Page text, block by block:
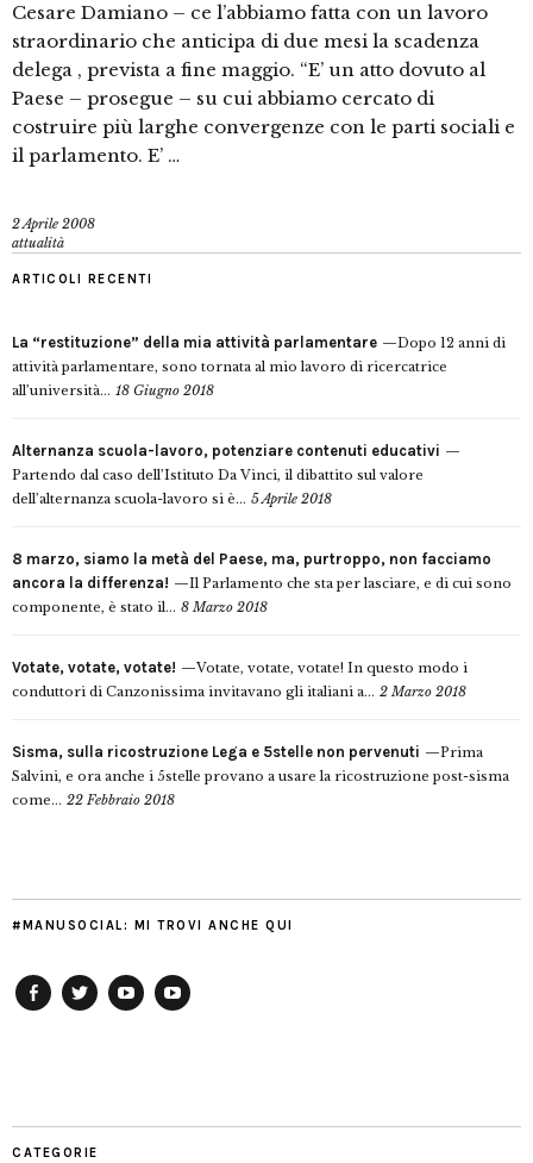
Cesare Damiano – ce l’abbiamo fatta con un lavoro
straordinario che anticipa di due mesi la scadenza
delega , prevista a fine maggio. “E’ un atto dovuto al
Paese – prosegue – su cui abbiamo cercato di
costruire più larghe convergenze con le parti sociali e
il parlamento. E’ …
2 Aprile 2008
attualità
ARTICOLI RECENTI
La “restituzione” della mia attività parlamentare
Dopo 12 anni di
attività parlamentare, sono tornata al mio lavoro di ricercatrice
all’università... 18 Giugno 2018
Alternanza scuola-lavoro, potenziare contenuti educativi
Partendo dal caso dell’Istituto Da Vinci, il dibattito sul valore
dell’alternanza scuola-lavoro si è... 5 Aprile 2018
8 marzo, siamo la metà del Paese, ma, purtroppo, non facciamo
ancora la differenza!
Il Parlamento che sta per lasciare, e di cui sono
componente, è stato il... 8 Marzo 2018
Votate, votate, votate!
Votate, votate, votate! In questo modo i
conduttori di Canzonissima invitavano gli italiani a... 2 Marzo 2018
Sisma, sulla ricostruzione Lega e 5stelle non pervenuti
Prima
Salvini, e ora anche i 5stelle provano a usare la ricostruzione post-sisma
come... 22 Febbraio 2018
#MANUSOCIAL: MI TROVI ANCHE QUI
CATEGORIE